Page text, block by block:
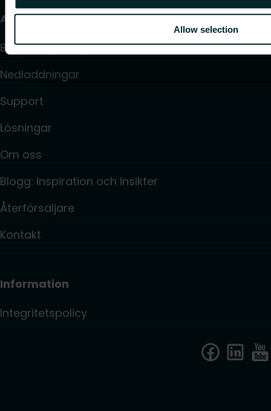
Allow selection
Användbara länkar
Beräkningsprogram
Nedladdningar
Support
Lösningar
Om oss
Blogg: Inspiration och insikter
Återförsäljare
Kontakt
Information
Integritetspolicy